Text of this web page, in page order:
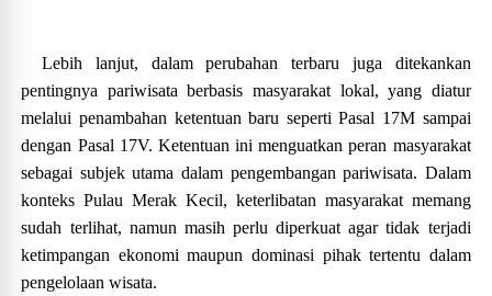
Lebih lanjut, dalam perubahan terbaru juga ditekankan
pentingnya pariwisata berbasis masyarakat lokal, yang diatur
melalui penambahan ketentuan baru seperti Pasal 17M sampai
dengan Pasal 17V. Ketentuan ini menguatkan peran masyarakat
sebagai subjek utama dalam pengembangan pariwisata. Dalam
konteks Pulau Merak Kecil, keterlibatan masyarakat memang
sudah terlihat, namun masih perlu diperkuat agar tidak terjadi
ketimpangan ekonomi maupun dominasi pihak tertentu dalam
pengelolaan wisata.